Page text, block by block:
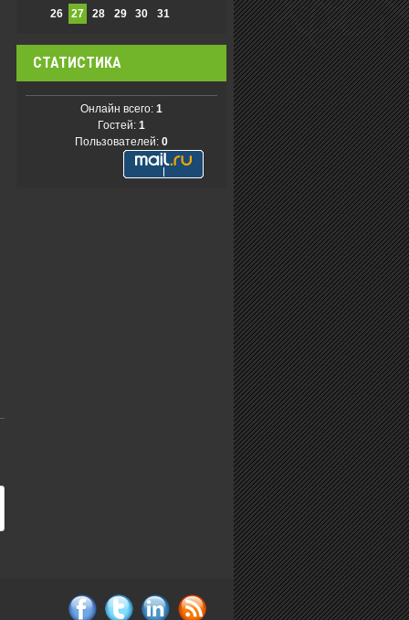
26
27 28 29 30 31
СТАТИСТИКА
Онлайн всего: 1
Гостей: 1
Пользователей: 0